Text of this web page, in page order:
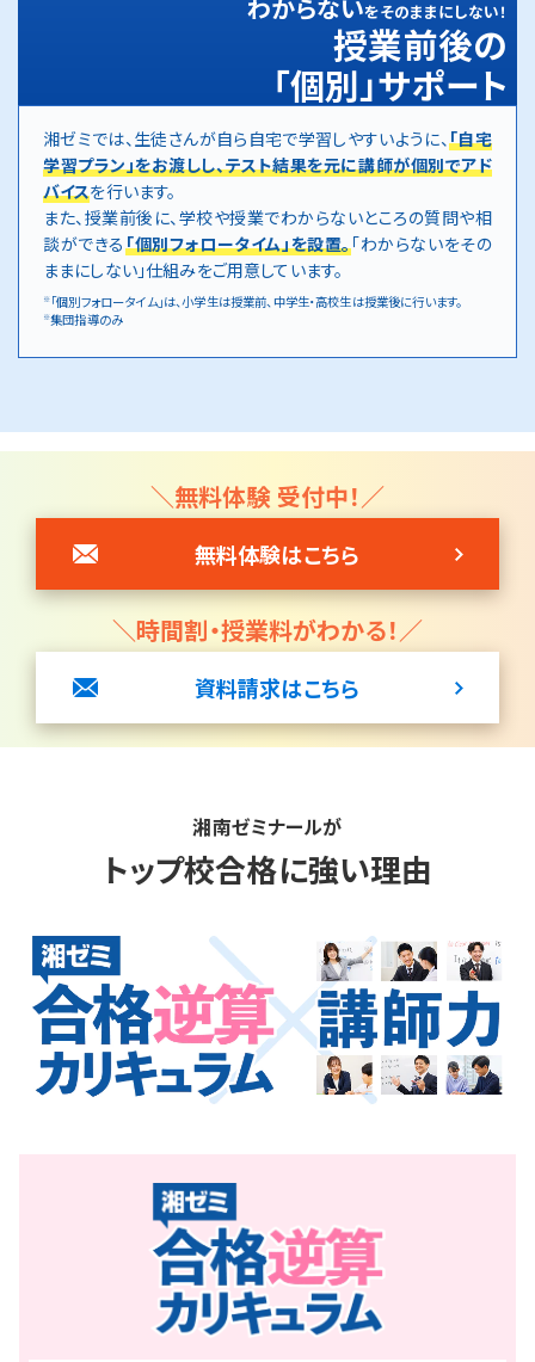
わからないをそのままにしない！
授業前後の
「個別」サポート
湘ゼミでは、生徒さんが自ら自宅で学習しやすいように、「自宅
学習プラン」をお渡しし、テスト結果を元に講師が個別でアド
バイスを行います。
また、授業前後に、学校や授業でわからないところの質問や相
談ができる「個別フォロータイム」を設置。「わからないをその
ままにしない」仕組みをご用意しています。
※ 「個別フォロータイム」は、小学生は授業前、中学生・高校生は授業後に行います。
※集団指導のみ
＼無料体験 受付中！／
無料体験はこちら
＼時間割・授業料がわかる！／
資料請求はこちら
湘南ゼミナールが
トップ校合格に強い理由